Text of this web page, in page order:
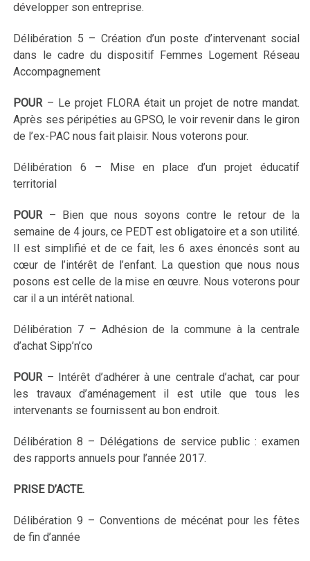
développer son entreprise.
Délibération 5 – Création d’un poste d’intervenant social
dans le cadre du dispositif Femmes Logement Réseau
Accompagnement
POUR – Le projet FLORA était un projet de notre mandat.
Après ses péripéties au GPSO, le voir revenir dans le giron
de l’ex-PAC nous fait plaisir. Nous voterons pour.
Délibération 6 – Mise en place d’un projet éducatif
territorial
POUR– Bien que nous soyons contre le retour de la
semaine de 4 jours, ce PEDT est obligatoire et a son utilité.
Il est simplifié et de ce fait, les 6 axes énoncés sont au
cœur de l’intérêt de l’enfant. La question que nous nous
posons est celle de la mise en œuvre. Nous voterons pour
car il a un intérêt national.
Délibération 7 – Adhésion de la commune à la centrale
d’achat Sipp’n’co
POUR– Intérêt d’adhérer à une centrale d’achat, car pour
les travaux d’aménagement il est utile que tous les
intervenants se fournissent au bon endroit.
Délibération 8 – Délégations de service public : examen
des rapports annuels pour l’année 2017.
PRISE D’ACTE.
Délibération 9 – Conventions de mécénat pour les fêtes
de fin d’année